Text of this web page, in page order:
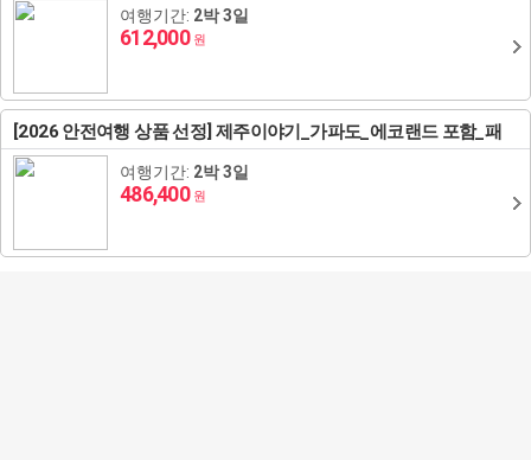
여행기간: 2박 3일
612,000 원
[2026 안전여행 상품 선정] 제주이야기_가파도_에코랜드 포함_패
키지 3일
여행기간: 2박 3일
486,400 원